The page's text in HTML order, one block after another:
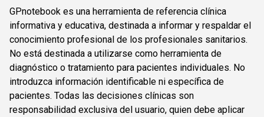
GPnotebook es una herramienta de referencia clínica
informativa y educativa, destinada a informar y respaldar el
conocimiento profesional de los profesionales sanitarios.
No está destinada a utilizarse como herramienta de
diagnóstico o tratamiento para pacientes individuales. No
introduzca información identificable ni específica de
pacientes. Todas las decisiones clínicas son
responsabilidad exclusiva del usuario, quien debe aplicar